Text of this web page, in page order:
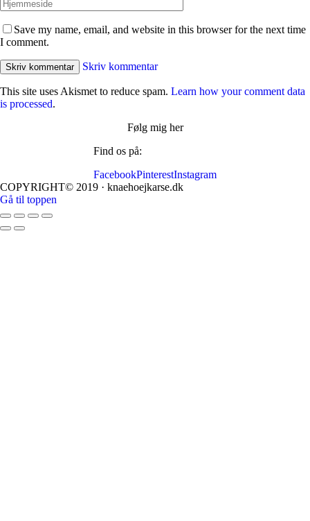
Save my name, email, and website in this browser for the next time
I comment.
Skriv kommentar
This site uses Akismet to reduce spam. Learn how your comment data
is processed.
Følg mig her
Find os på:
FacebookPinterestInstagram
COPYRIGHT© 2019 · knaehoejkarse.dk
Gå til toppen